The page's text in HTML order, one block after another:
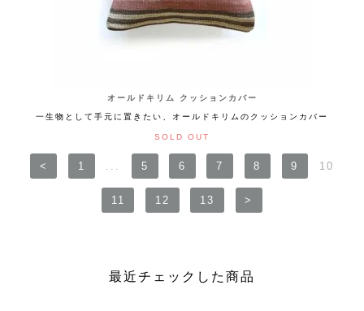
オールドキリム クッションカバー
一生物として手元に置きたい、オールドキリムのクッションカバー
SOLD OUT
< 1 ... 5 6 7 8 9 10
11 12 13 >
最近チェックした商品